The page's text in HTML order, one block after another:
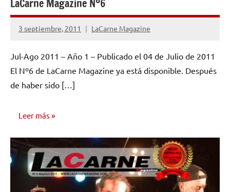
LaCarne Magazine Nº6
3 septiembre, 2011 LaCarne Magazine
No
comentarios
Jul-Ago 2011 – Año 1 – Publicado el 04 de Julio de 2011
El Nº6 de LaCarne Magazine ya está disponible. Después
de haber sido […]
Leer más
NÚMEROS
PUBLICADOS